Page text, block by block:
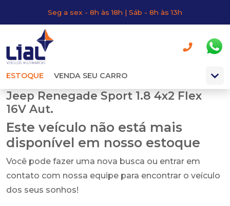
Seg a sex - 8h às 18h | Sáb - 8h às 13h
ESTOQUE VENDA SEU CARRO
Jeep Renegade Sport 1.8 4x2 Flex
16V Aut.
Este veículo não está mais
disponível em nosso estoque
Você pode fazer uma nova busca ou entrar em
contato com nossa equipe para encontrar o veículo
dos seus sonhos!